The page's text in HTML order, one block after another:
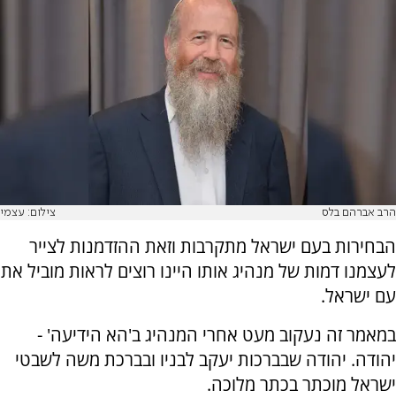
הרב אברהם בלס צילום: עצמי
הבחירות בעם ישראל מתקרבות וזאת ההזדמנות לצייר
לעצמנו דמות של מנהיג אותו היינו רוצים לראות מוביל את
עם ישראל.
במאמר זה נעקוב מעט אחרי המנהיג ב'הא הידיעה' -
יהודה. יהודה שבברכות יעקב לבניו ובברכת משה לשבטי
ישראל מוכתר בכתר מלוכה.